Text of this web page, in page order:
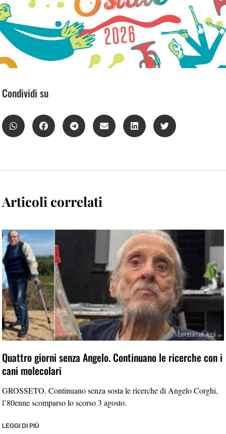
Condividi su
Articoli correlati
Quattro giorni senza Angelo. Continuano le ricerche con i
cani molecolari
GROSSETO. Continuano senza sosta le ricerche di Angelo Corghi,
l’80enne scomparso lo scorso 3 agosto.
LEGGI DI PIÙ